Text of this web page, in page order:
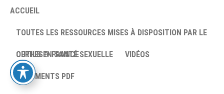
ACCUEIL
TOUTES LES RESSOURCES MISES À DISPOSITION PAR LE
CERHES® FRANCE
OUTILS EN SANTÉ SEXUELLE VIDÉOS
DOCUMENTS PDF